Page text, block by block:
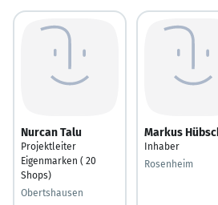
Nurcan Talu
Projektleiter
Eigenmarken ( 20
Shops)
Obertshausen
Markus
Inhaber
Rosenheim